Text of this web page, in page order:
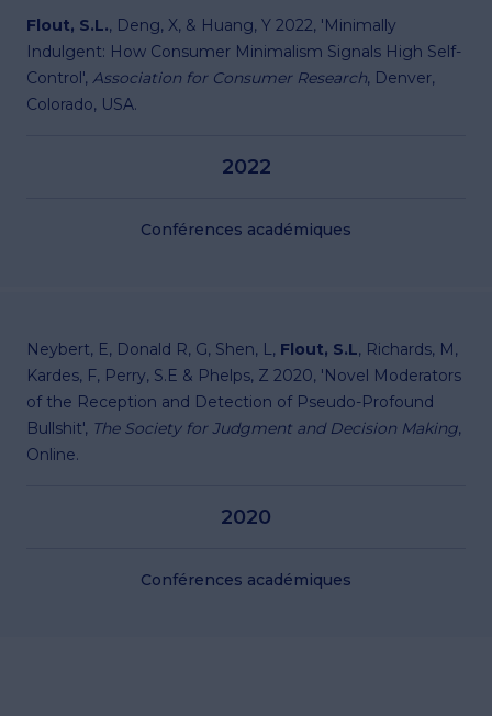
Flout, S.L., Deng, X, & Huang, Y 2022, 'Minimally
Indulgent: How Consumer Minimalism Signals High Self-
Control', Association for Consumer Research, Denver,
Colorado, USA.
2022
Conférences académiques
Neybert, E, Donald R, G, Shen, L, Flout, S.L, Richards, M,
Kardes, F, Perry, S.E & Phelps, Z 2020, 'Novel Moderators
of the Reception and Detection of Pseudo-Profound
Bullshit', The Society for Judgment and Decision Making,
Online.
2020
Conférences académiques